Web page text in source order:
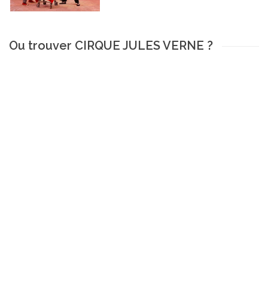
Ou trouver CIRQUE JULES VERNE ?